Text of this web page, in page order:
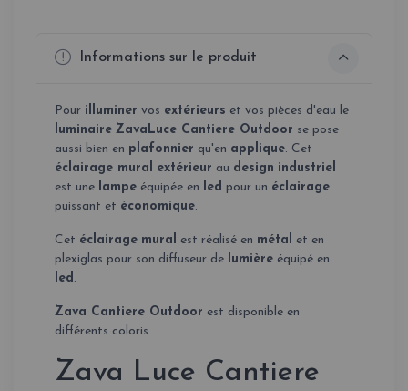
Informations sur le produit
Pour illuminer vos extérieurs et vos pièces d'eau le
luminaire ZavaLuce Cantiere Outdoor se pose
aussi bien en plafonnier qu'en applique. Cet
éclairage mural
extérieur au design industriel
est une lampe équipée en led pour un éclairage
puissant et économique.
Cet éclairage mural est réalisé en métal
et en
plexiglas pour son diffuseur de lumière équipé en
led .
Zava Cantiere Outdoor est disponible en
différents coloris.
Zava Luce Cantiere